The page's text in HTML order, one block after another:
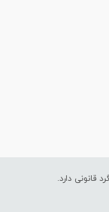
قانونی دارد.